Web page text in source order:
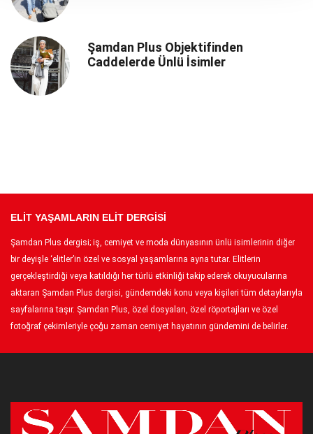
Şamdan Plus Objektifinden
Caddelerde Ünlü İsimler
ELİT YAŞAMLARIN ELİT DERGİSİ
Şamdan Plus dergisi; iş, cemiyet ve moda dünyasının ünlü isimlerinin diğer
bir deyişle ‘elitler’in özel ve sosyal yaşamlarına ayna tutar. Elitlerin
gerçekleştirdiği veya katıldığı her türlü etkinliği takip ederek okuyucularına
aktaran Şamdan Plus dergisi, gündemdeki konu veya kişileri tüm detaylarıyla
sayfalarına taşır. Şamdan Plus, özel dosyaları, özel röportajları ve özel
fotoğraf çekimleriyle çoğu zaman cemiyet hayatının gündemini de belirler.